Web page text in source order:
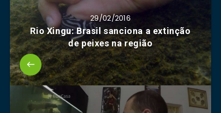
29/02/2016
Rio Xingu: Brasil sanciona a extinção
de peixes na região